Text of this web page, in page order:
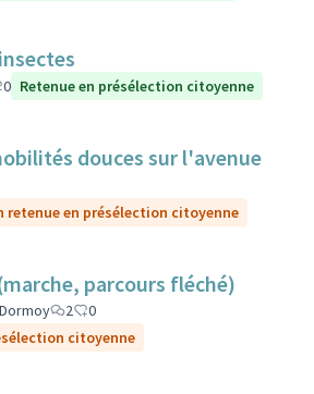
0 Retenue en présélection citoyenne
douces sur l'avenue
retenue en présélection citoyenne
parcours fléché)
2
0
citoyenne